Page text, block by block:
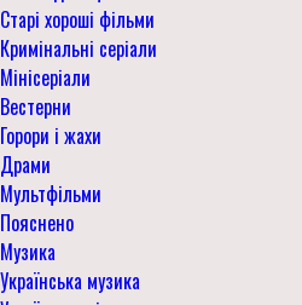
Старі хороші фільми
Кримінальні серіали
Мінісеріали
Вестерни
Горори і жахи
Драми
Мультфільми
Пояснено
Музика
Українська музика